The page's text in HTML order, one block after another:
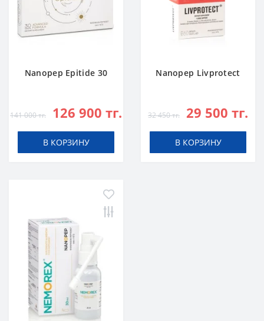
Nanopep Epitide 30
141 000 тг. 126 900 тг.
В КОРЗИНУ
Nanopep Livprotect
32 450 тг. 29 500 тг.
В КОРЗИНУ